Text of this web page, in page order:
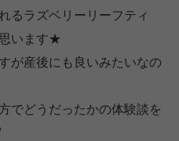
るラズベリーリーフティ
います★
が産後にも良いみたいなの
でどうだったかの体験談を